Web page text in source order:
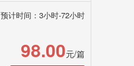
预计时间：3小时-72小时
98.00元/篇